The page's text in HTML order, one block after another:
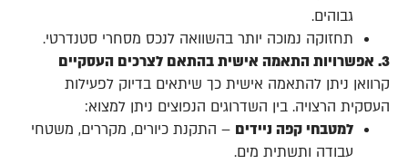
גבוהים.
תחזוקה נמוכה יותר בהשוואה לנכס מסחרי סטנדרטי.
3. אפשרויות התאמה אישית בהתאם לצרכים העסקיים
קרוואן ניתן להתאמה אישית כך שיתאים בדיוק לפעילות
העסקית הרצויה. בין השדרוגים הנפוצים ניתן למצוא:
למטבחי קפה ניידים – התקנת כיורים, מקררים, משטחי
עבודה ותשתית מים.